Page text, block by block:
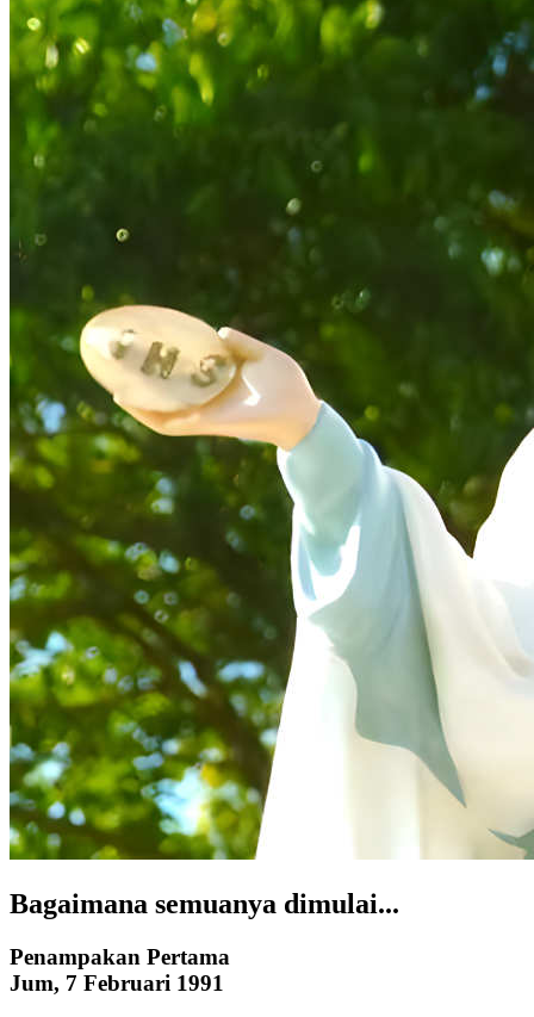
Bagaimana semuanya dimulai...
Penampakan Pertama
Jum, 7 Februari 1991